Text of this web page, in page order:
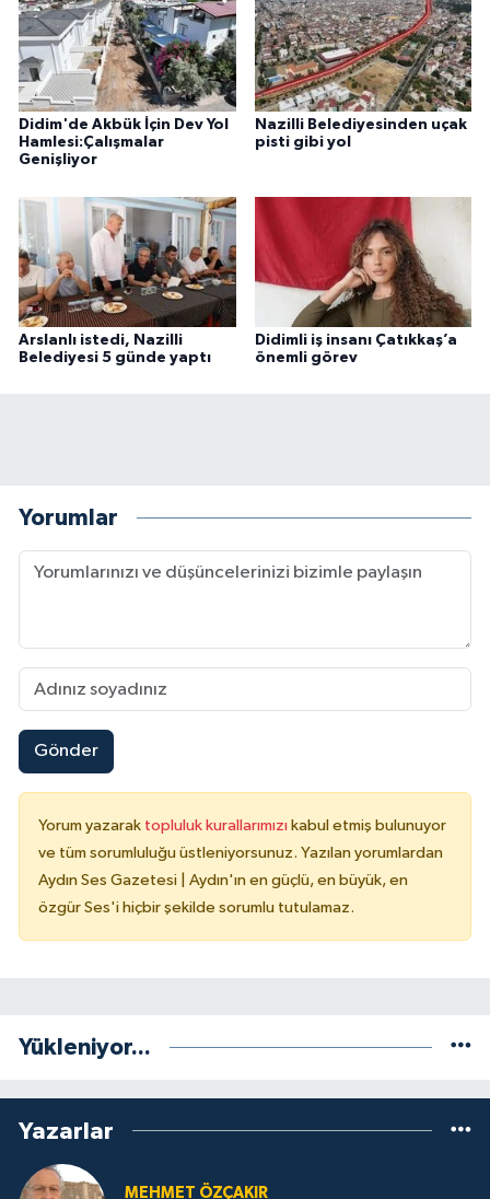
Didim'de Akbük İçin Dev Yol
Hamlesi:Çalışmalar
Genişliyor
Nazilli Belediyesinden uçak
pisti gibi yol
Arslanlı istedi, Nazilli
Belediyesi 5 günde yaptı
Didimli iş insanı Çatıkkaş’a
önemli görev
Yorumlar
Gönder
Yorum yazarak topluluk kurallarımızı kabul etmiş bulunuyor
ve tüm sorumluluğu üstleniyorsunuz. Yazılan yorumlardan
Aydın Ses Gazetesi | Aydın'ın en güçlü, en büyük, en
özgür Ses'i hiçbir şekilde sorumlu tutulamaz.
Yükleniyor...
Yazarlar
MEHMET ÖZÇAKIR